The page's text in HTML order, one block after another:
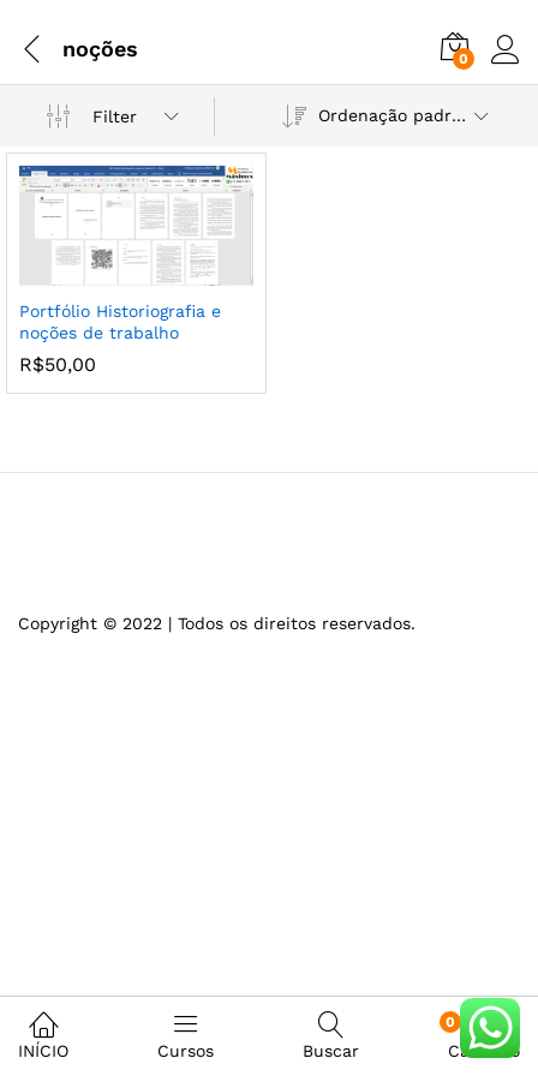
noções 0
Filter Ordenação padrão
Portfólio Historiografia e
noções de trabalho
R$50,00
Copyright © 2022 | Todos os direitos reservados.
INÍCIO Cursos Buscar
0
Carrinho